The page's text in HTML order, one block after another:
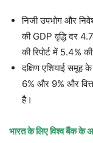
निजी उपभोग और
की GDP वृद्धि दर
की रिपोर्ट में 5.4%
दक्षिण एशियाई समूह
6% और 9% और
है।
भारत के लिए विश्व बैंक के